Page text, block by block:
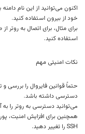
اکنون می‌توانید از این نام
خود از بیرون استفاده کنید.
استفاده کنید.
نکات امنیتی مهم
حتماً قوانین فایروال را بررسی
دسترسی داشته باشد.
می‌توانید دسترسی به روتر
SSH را تغییر دهید.